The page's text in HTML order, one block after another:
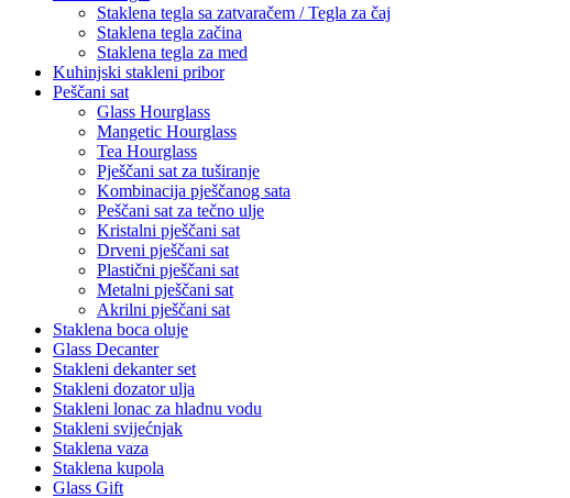
Staklena tegla sa zatvaračem / Tegla za čaj
Staklena tegla začina
Staklena tegla za med
Kuhinjski stakleni pribor
Peščani sat
Glass Hourglass
Mangetic Hourglass
Tea Hourglass
Pješčani sat za tuširanje
Kombinacija pješčanog sata
Peščani sat za tečno ulje
Kristalni pješčani sat
Drveni pješčani sat
Plastični pješčani sat
Metalni pješčani sat
Akrilni pješčani sat
Staklena boca oluje
Glass Decanter
Stakleni dekanter set
Stakleni dozator ulja
Stakleni lonac za hladnu vodu
Stakleni svijećnjak
Staklena vaza
Staklena kupola
Glass Gift